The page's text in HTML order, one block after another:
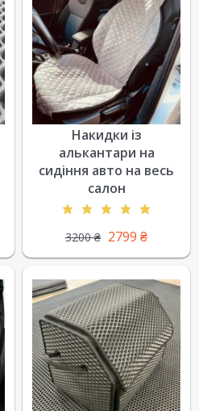
Накидки із
алькантари на
сидіння авто на весь
салон
3200₴ 2799 ₴